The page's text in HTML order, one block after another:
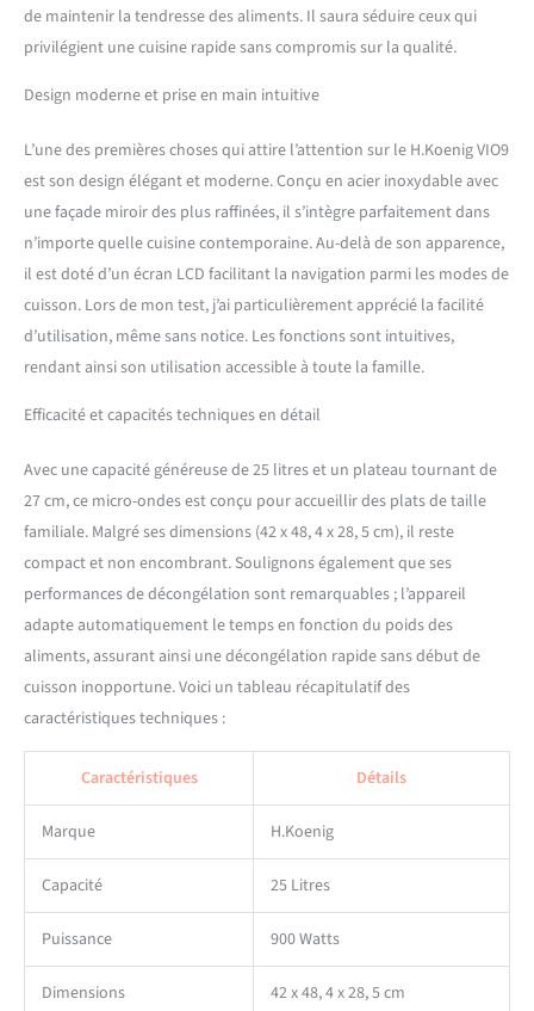
cuisson et la configuration
des temps de cuisson.
Avec une puissance micro-
puissance de grill de 1000 W,
ce micro-ondes assure une
cuisson rapide et efficace
pour des résultats
parfaitement cuits.
CONTROLE PRECIS ET
FACILE : La possibilité de
choisir le mode de cuisson
vous donne un contrôle
total sur vos préparations
culinaires que ce soit pour
vos aliments. GARANTIE
ETENDUE DE 2 ANS :
Bénéficiez d'une garantie
étendue de 2 ans,
accompagnée d'un atelier
SAV en France, offrant ainsi
la confiance et la
tranquillité d'esprit pour
une utilisation prolongée et
de maintenir la tendresse des aliments. Il saura séduire ceux qui
privilégient une cuisine rapide sans compromis sur la qualité.
Design moderne et prise en main intuitive
L’une des premières choses qui attire l’attention sur le H.Koenig VIO9
est son design élégant et moderne. Conçu en acier inoxydable avec
une façade miroir des plus raffinées, il s’intègre parfaitement dans
n’importe quelle cuisine contemporaine. Au-delà de son apparence,
il est doté d’un écran LCD facilitant la navigation parmi les modes de
cuisson. Lors de mon test, j’ai particulièrement apprécié la facilité
d’utilisation, même sans notice. Les fonctions sont intuitives,
rendant ainsi son utilisation accessible à toute la famille.
Efficacité et capacités techniques en détail
Avec une capacité généreuse de 25 litres et un plateau tournant de
27 cm, ce micro-ondes est conçu pour accueillir des plats de taille
familiale. Malgré ses dimensions (42 x 48, 4 x 28, 5 cm), il reste
compact et non encombrant. Soulignons également que ses
performances de décongélation sont remarquables ; l’appareil
adapte automatiquement le temps en fonction du poids des
aliments, assurant ainsi une décongélation rapide sans début de
cuisson inopportune. Voici un tableau récapitulatif des
caractéristiques techniques :
Caractéristiques Détails
Marque H.Koenig
Capacité 25 Litres
Puissance 900 Watts
Dimensions 42 x 48, 4 x 28, 5 cm